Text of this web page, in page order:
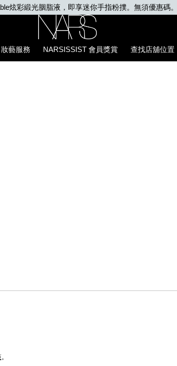
炫彩緞光胭脂液，即享迷你手指粉撲。無須優惠碼
妝藝服務 NARSISSIST 會員獎賞 查找店舖位置
0194251130750_hk.html
。